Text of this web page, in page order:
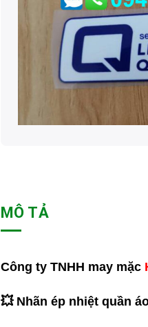
MÔ TẢ
Công ty TNHH may mặc
💥 Nhãn ép nhiệt quần